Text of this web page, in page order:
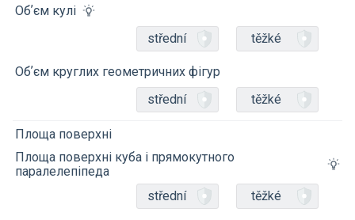
Обʼєм кулі
střední
těžké
Обʼєм круглих геометричних фігур
střední
těžké
Площа поверхні
Площа поверхні куба і прямокутного
паралелепіпеда
střední
těžké